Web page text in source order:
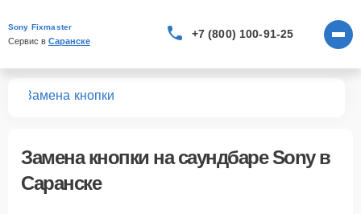
Sony Fixmaster
Сервис в Саранске
+7 (800) 100-91-25
Замена кнопки
Замена кнопки на саундбаре Sony в
Саранске